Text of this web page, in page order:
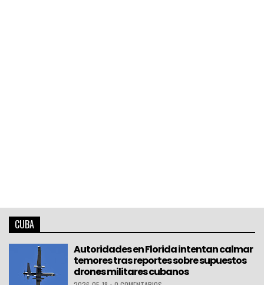
CUBA
Autoridades en Florida intentan calmar
temores tras reportes sobre supuestos
drones militares cubanos